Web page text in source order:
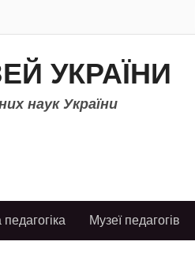
УКРАЇНИ
наук України
Музеї педагогів